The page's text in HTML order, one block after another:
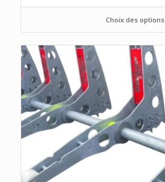
Choix des options